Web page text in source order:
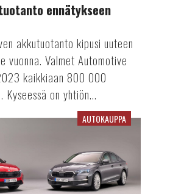
ennätykseen
akkutuotanto kipusi uuteen
vuonna. Valmet Automotive
kaikkiaan 800 000
on yhtiön...
AUTOKAUPPA